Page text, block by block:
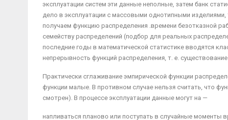
эксплуатации систем эти данные неполные, затем банк
дело в эксплуатации с массовыми однотипными изде­лиями,
получаем функцию распреде­ления .времени безотказной
семейству распределений (подбор для реальных
последние годы в матема­тической статистике вводятся
непрерывность функций распределения, т. е.
Практически сглаживание эмпирической функции
функции малые. В против­ном случае нельзя считать, что
смотрен). В процессе эксплуатации данные могут на —
напливаться планово или поступать в случайные